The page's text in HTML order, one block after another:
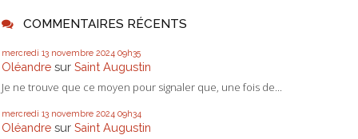
COMMENTAIRES RÉCENTS
mercredi 13 novembre 2024 09h35
Oléandre sur Saint Augustin
Je ne trouve que ce moyen pour signaler que, une fois de...
mercredi 13 novembre 2024 09h34
Oléandre sur Saint Augustin